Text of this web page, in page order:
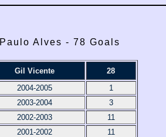
Paulo Alves - 78 Goals
Gil Vicente
28
2004-2005
1
2003-2004
3
2002-2003
11
2001-2002
11